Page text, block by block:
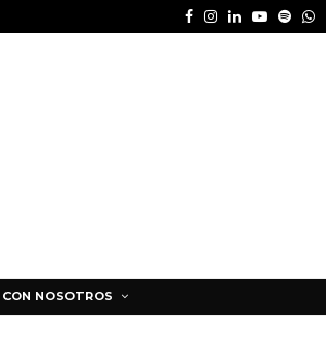
Facebook
Instagram
LinkedinYoutube
NOSOTROS